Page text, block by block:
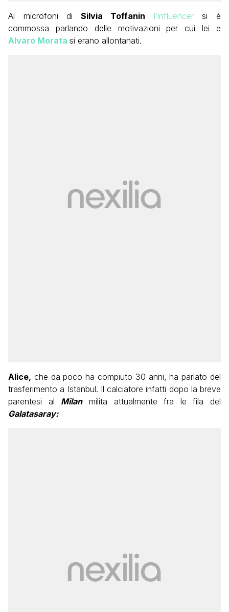
Ai microfoni di Silvia Toffanin l’influencersi è
commossa parlando delle motivazioni per cui lei e
Alvaro Morata si erano allontanati.
Alice, che da poco ha compiuto 30 anni, ha parlato del
trasferimento a Istanbul. Il calciatore infatti dopo la breve
parentesi al Milanmilita attualmente fra le fila del
Galatasaray: